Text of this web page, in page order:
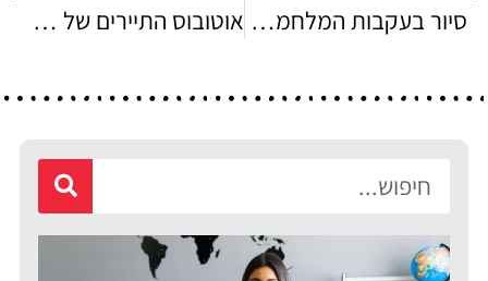
סיור בעקבות המלחמה הקרה: סיור פרטי – המלחמה הקרה (Cold War) אוטובוס התיירים של ברלין: סיור באוטובוס הדו-קומתי – אתרי התיירות בברלין